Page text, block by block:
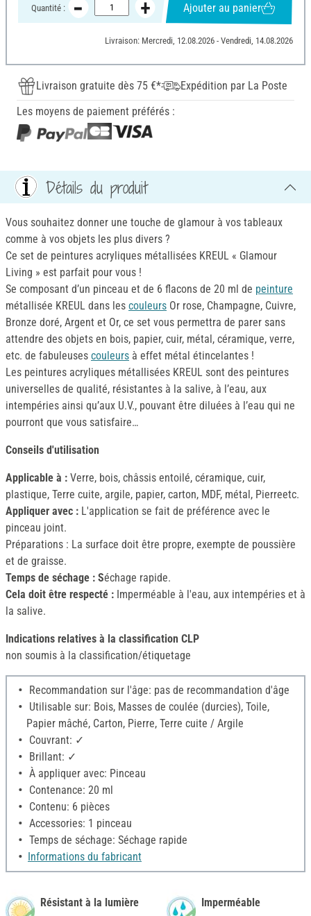
Quantité : Ajouter au panier
Livraison: Mercredi, 12.08.2026 - Vendredi, 14.08.2026
Livraison gratuite dès 75 €*
Expédition par La Poste
Les moyens de paiement préférés :
Détails du produit
Vous souhaitez donner une touche de glamour à vos tableaux
comme à vos objets les plus divers ?
Ce set de peintures acryliques métallisées KREUL « Glamour
Living » est parfait pour vous !
Se composant d’un pinceau et de 6 flacons de 20 ml de peinture
métallisée KREUL dans les couleurs Or rose, Champagne, Cuivre,
Bronze doré, Argent et Or, ce set vous permettra de parer sans
attendre des objets en bois, papier, cuir, métal, céramique, verre,
etc. de fabuleuses couleurs à effet métal étincelantes !
Les peintures acryliques métallisées KREUL sont des peintures
universelles de qualité, résistantes à la salive, à l’eau, aux
intempéries ainsi qu’aux U.V., pouvant être diluées à l’eau qui ne
pourront que vous satisfaire…
Conseils d'utilisation
Applicable à : Verre, bois, châssis entoilé, céramique, cuir,
plastique, Terre cuite, argile, papier, carton, MDF, métal, Pierreetc.
Appliquer avec : L'application se fait de préférence avec le
pinceau joint.
Préparations : La surface doit être propre, exempte de poussière
et de graisse.
Temps de séchage : Séchage rapide.
Cela doit être respecté : Imperméable à l'eau, aux intempéries et à
la salive.
Indications relatives à la classification CLP
non soumis à la classification/étiquetage
Recommandation sur l'âge: pas de recommandation d'âge
Utilisable sur: Bois, Masses de coulée (durcies), Toile,
Papier mâché, Carton, Pierre, Terre cuite / Argile
Couvrant: ✓
Brillant: ✓
À appliquer avec: Pinceau
Contenance: 20 ml
Contenu: 6 pièces
Accessories: 1 pinceau
Temps de séchage: Séchage rapide
Informations du fabricant
Résistant à la lumière Imperméable